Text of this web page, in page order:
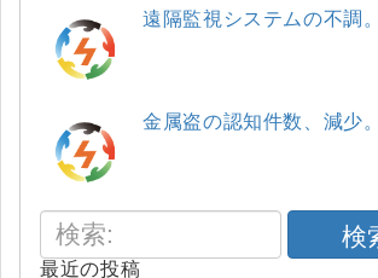
遠隔監視システムの不調。
金属盗の認知件数、減少。
検
最近の投稿